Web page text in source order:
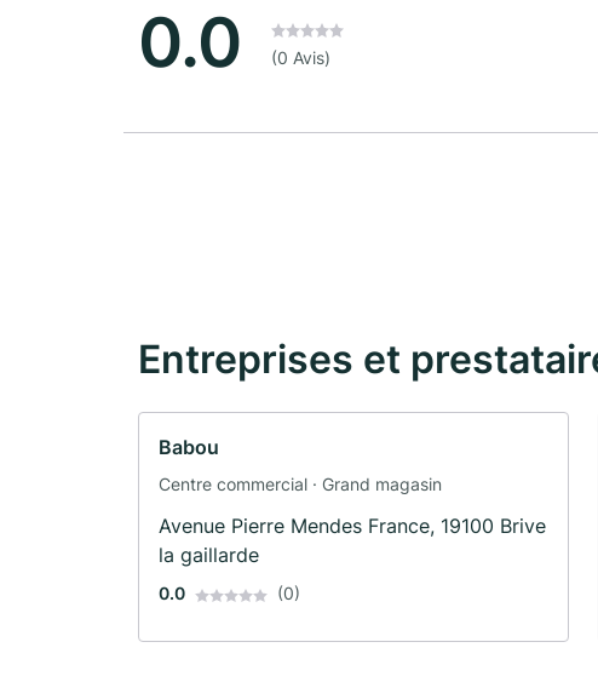
0.0 (0 Avis)
Entreprises et
Babou
Centre commercial · Grand magasin
Avenue Pierre Mendes France, 19100 Brive
la gaillarde
0.0 (0)